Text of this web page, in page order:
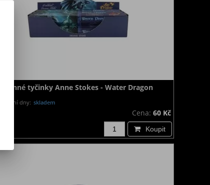
Vonné tyčinky Anne Stokes - Water Dragon
Dodání dny: skladem
Cena: 60 Kč
Koupit